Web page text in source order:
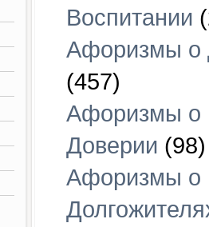
Воспитании
Афоризмы о
(457)
Афоризмы о
Доверии (98)
Афоризмы о